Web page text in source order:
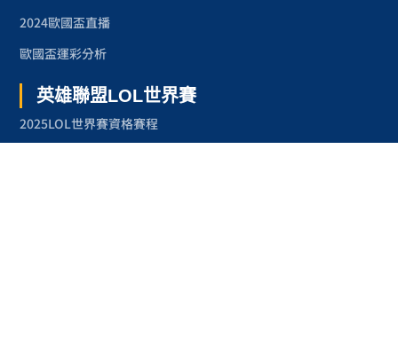
2024歐國盃直播
歐國盃運彩分析
英雄聯盟LOL世界賽
2025LOL世界賽資格賽程